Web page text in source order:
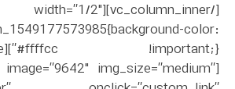
width=”1/2″
color:
img_size=”medium”